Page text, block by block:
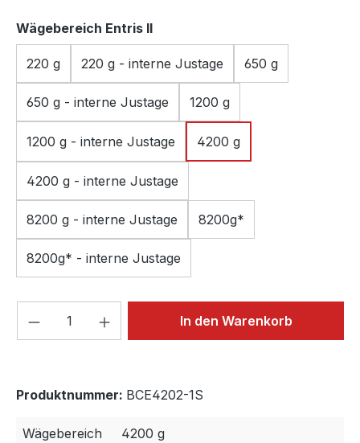
Wägebereich Entris IIauswählen
220 g 220 g - interne Justage 650 g
650 g - interne Justage 1200 g
1200 g - interne Justage 4200 g
4200 g - interne Justage
8200 g - interne Justage 8200g*
8200g* - interne Justage
Produkt Anzahl: Gib denIn den Warenkorb
Produktnummer: BCE4202-1S
Wägebereich 4200 g